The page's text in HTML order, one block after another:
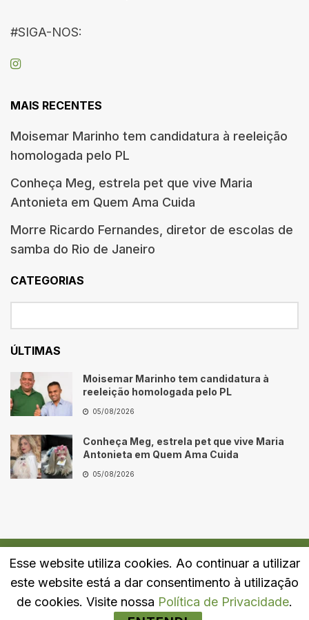
#SIGA-NOS:
MAIS RECENTES
Moisemar Marinho tem candidatura à reeleição
homologada pelo PL
Conheça Meg, estrela pet que vive Maria
Antonieta em Quem Ama Cuida
Morre Ricardo Fernandes, diretor de escolas de
samba do Rio de Janeiro
CATEGORIAS
ÚLTIMAS
Moisemar Marinho tem candidatura à
reeleição homologada pelo PL
05/08/2026
Conheça Meg, estrela pet que vive Maria
Antonieta em Quem Ama Cuida
05/08/2026
Quem Somos Fale Conosco Política de Privacidade
Esse website utiliza cookies. Ao continuar a utilizar
este website está a dar consentimento à utilização
de cookies. Visite nossa Política de Privacidade.